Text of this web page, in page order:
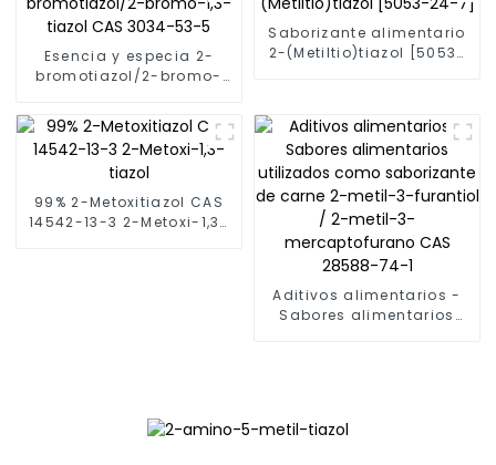
Esencia y especia 2-
bromotiazol/2-bromo-
Saborizante alimentario
2-(Metiltio)tiazol [5053-
99% 2-Metoxitiazol CAS
14542-13-3 2-Metoxi-1,3-
Aditivos alimentarios -
Sabores alimentarios